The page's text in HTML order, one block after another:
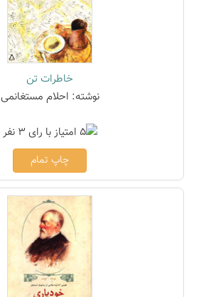
خاطرات تن
نوشته: احلام مستغانمی
چاپ تمام